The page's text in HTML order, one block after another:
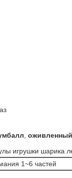
игрушки шарика
1~6 частей